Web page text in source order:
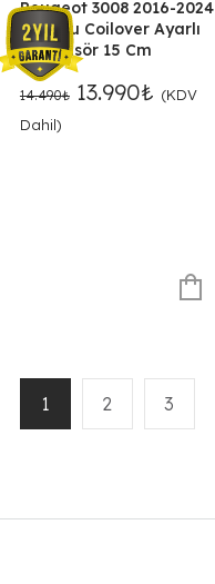
Peugeot 3008 2016-2024
Uyumlu Coilover Ayarlı
Amortisör 15 Cm
14.490₺ Orijinal
13.990₺Şu
(KDV
Dahil)
1 2 3